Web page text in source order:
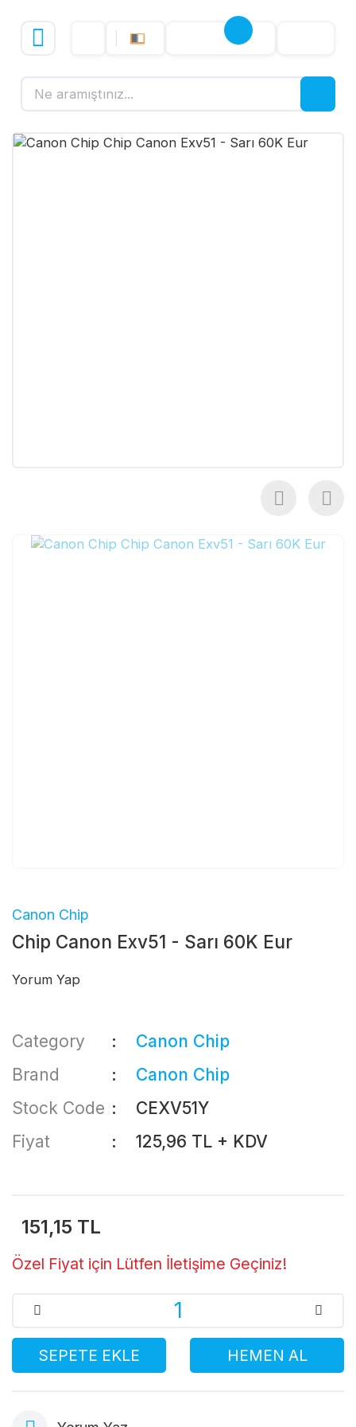
Canon Chip
Chip Canon Exv51 - Sarı 60K Eur
Yorum Yap
Category
Canon Chip
Brand
Canon Chip
Stock Code
CEXV51Y
Fiyat
125,96 TL + KDV
151,15 TL
Özel Fiyat için Lütfen İletişime Geçiniz!
SEPETE EKLE HEMEN AL